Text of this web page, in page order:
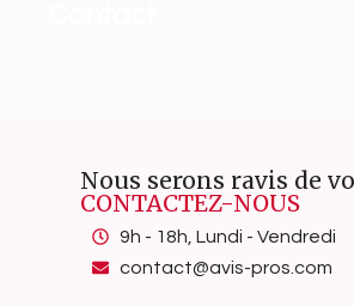
Nous serons ravis de
CONTACTEZ-NOUS
9h - 18h, Lundi - Vendredi
contact@avis-pros.com